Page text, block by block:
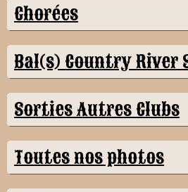
Chorées
Bal(s) Country River
Sorties Autres Clubs
Toutes nos photos